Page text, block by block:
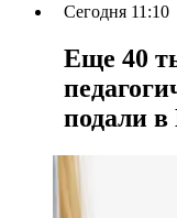
Сегодня 11:10
Еще 40
подали в